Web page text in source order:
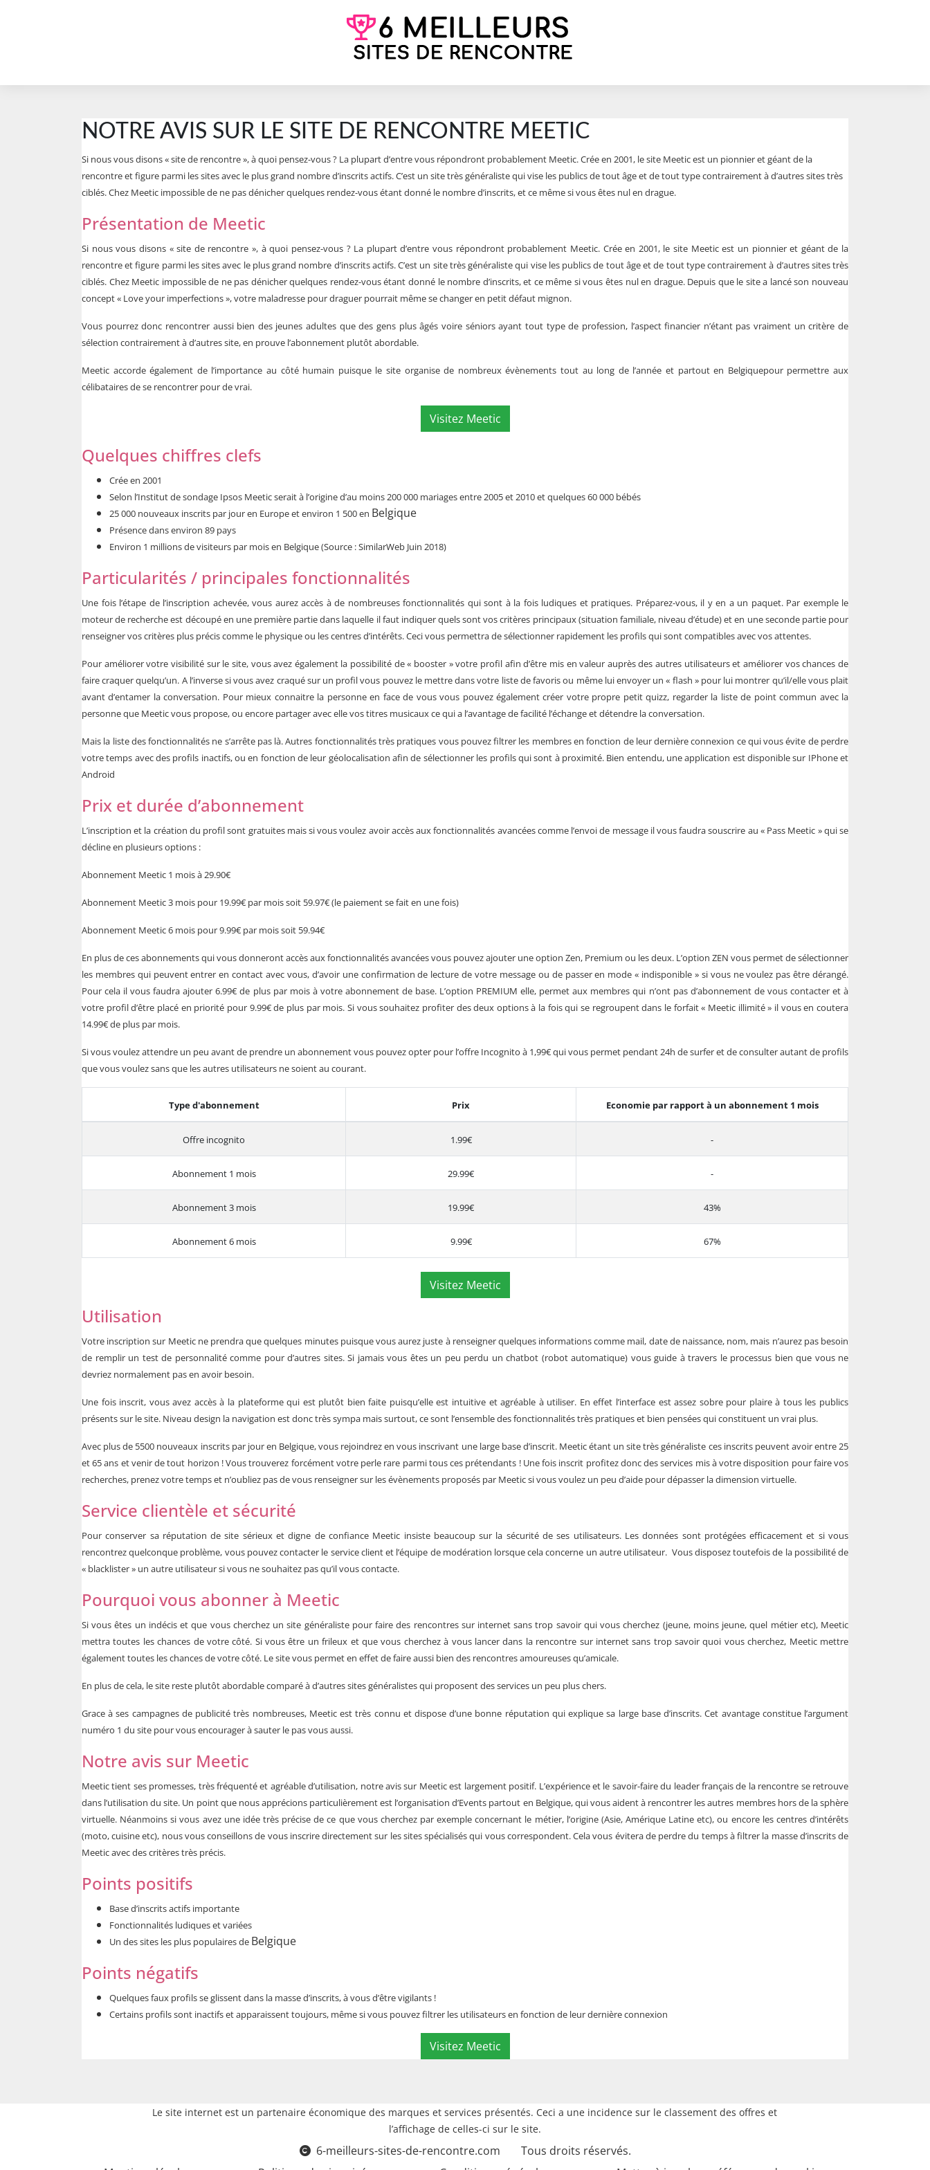
NOTRE AVIS SUR LE SITE DE RENCONTRE MEETIC
Si nous vous disons « site de rencontre », à quoi pensez-vous ? La plupart d’entre vous répondront probablement Meetic. Crée en 2001, le site Meetic est un pionnier et géant de la
rencontre et figure parmi les sites avec le plus grand nombre d’inscrits actifs. C’est un site très généraliste qui vise les publics de tout âge et de tout type contrairement à d’autres sites très
ciblés. Chez Meetic impossible de ne pas dénicher quelques rendez-vous étant donné le nombre d’inscrits, et ce même si vous êtes nul en drague.
Présentation de Meetic
Si nous vous disons « site de rencontre », à quoi pensez-vous ? La plupart d’entre vous répondront probablement Meetic. Crée en 2001, le site Meetic est un pionnier et géant de la
rencontre et figure parmi les sites avec le plus grand nombre d’inscrits actifs. C’est un site très généraliste qui vise les publics de tout âge et de tout type contrairement à d’autres sites très
ciblés. Chez Meetic impossible de ne pas dénicher quelques rendez-vous étant donné le nombre d’inscrits, et ce même si vous êtes nul en drague. Depuis que le site a lancé son nouveau
concept « Love your imperfections », votre maladresse pour draguer pourrait même se changer en petit défaut mignon.
Vous pourrez donc rencontrer aussi bien des jeunes adultes que des gens plus âgés voire séniors ayant tout type de profession, l’aspect financier n’étant pas vraiment un critère de
sélection contrairement à d’autres site, en prouve l’abonnement plutôt abordable.
Meetic accorde également de l’importance au côté humain puisque le site organise de nombreux évènements tout au long de l’année et partout en Belgiquepour permettre aux
célibataires de se rencontrer pour de vrai.
Visitez Meetic
Quelques chiffres clefs
Crée en 2001
Selon l’Institut de sondage Ipsos Meetic serait à l’origine d’au moins 200 000 mariages entre 2005 et 2010 et quelques 60 000 bébés
25 000 nouveaux inscrits par jour en Europe et environ 1 500 en Belgique
Présence dans environ 89 pays
Environ 1 millions de visiteurs par mois en Belgique (Source : SimilarWeb Juin 2018)
Particularités / principales fonctionnalités
Une fois l’étape de l’inscription achevée, vous aurez accès à de nombreuses fonctionnalités qui sont à la fois ludiques et pratiques. Préparez-vous, il y en a un paquet. Par exemple le
moteur de recherche est découpé en une première partie dans laquelle il faut indiquer quels sont vos critères principaux (situation familiale, niveau d’étude) et en une seconde partie pour
renseigner vos critères plus précis comme le physique ou les centres d’intérêts. Ceci vous permettra de sélectionner rapidement les profils qui sont compatibles avec vos attentes.
Pour améliorer votre visibilité sur le site, vous avez également la possibilité de « booster » votre profil afin d’être mis en valeur auprès des autres utilisateurs et améliorer vos chances de
faire craquer quelqu’un. A l’inverse si vous avez craqué sur un profil vous pouvez le mettre dans votre liste de favoris ou même lui envoyer un « flash » pour lui montrer qu’il/elle vous plait
avant d’entamer la conversation. Pour mieux connaitre la personne en face de vous vous pouvez également créer votre propre petit quizz, regarder la liste de point commun avec la
personne que Meetic vous propose, ou encore partager avec elle vos titres musicaux ce qui a l’avantage de facilité l’échange et détendre la conversation.
Mais la liste des fonctionnalités ne s’arrête pas là. Autres fonctionnalités très pratiques vous pouvez filtrer les membres en fonction de leur dernière connexion ce qui vous évite de perdre
votre temps avec des profils inactifs, ou en fonction de leur géolocalisation afin de sélectionner les profils qui sont à proximité. Bien entendu, une application est disponible sur IPhone et
Android
Prix et durée d’abonnement
L’inscription et la création du profil sont gratuites mais si vous voulez avoir accès aux fonctionnalités avancées comme l’envoi de message il vous faudra souscrire au « Pass Meetic » qui se
décline en plusieurs options :
Abonnement Meetic 1 mois à 29.90€
Abonnement Meetic 3 mois pour 19.99€ par mois soit 59.97€ (le paiement se fait en une fois)
Abonnement Meetic 6 mois pour 9.99€ par mois soit 59.94€
En plus de ces abonnements qui vous donneront accès aux fonctionnalités avancées vous pouvez ajouter une option Zen, Premium ou les deux. L’option ZEN vous permet de sélectionner
les membres qui peuvent entrer en contact avec vous, d’avoir une confirmation de lecture de votre message ou de passer en mode « indisponible » si vous ne voulez pas être dérangé.
Pour cela il vous faudra ajouter 6.99€ de plus par mois à votre abonnement de base. L’option PREMIUM elle, permet aux membres qui n’ont pas d’abonnement de vous contacter et à
votre profil d’être placé en priorité pour 9.99€ de plus par mois. Si vous souhaitez profiter des deux options à la fois qui se regroupent dans le forfait « Meetic illimité » il vous en coutera
14.99€ de plus par mois.
Si vous voulez attendre un peu avant de prendre un abonnement vous pouvez opter pour l’offre Incognito à 1,99€ qui vous permet pendant 24h de surfer et de consulter autant de profils
que vous voulez sans que les autres utilisateurs ne soient au courant.
Type d'abonnement Prix Economie par rapport à un abonnement 1 mois
Offre incognito 1.99€ -
Abonnement 1 mois 29.99€ -
Abonnement 3 mois 19.99€ 43%
Abonnement 6 mois 9.99€ 67%
Visitez Meetic
Utilisation
Votre inscription sur Meetic ne prendra que quelques minutes puisque vous aurez juste à renseigner quelques informations comme mail, date de naissance, nom, mais n’aurez pas besoin
de remplir un test de personnalité comme pour d’autres sites. Si jamais vous êtes un peu perdu un chatbot (robot automatique) vous guide à travers le processus bien que vous ne
devriez normalement pas en avoir besoin.
Une fois inscrit, vous avez accès à la plateforme qui est plutôt bien faite puisqu’elle est intuitive et agréable à utiliser. En effet l’interface est assez sobre pour plaire à tous les publics
présents sur le site. Niveau design la navigation est donc très sympa mais surtout, ce sont l’ensemble des fonctionnalités très pratiques et bien pensées qui constituent un vrai plus.
Avec plus de 5500 nouveaux inscrits par jour en Belgique, vous rejoindrez en vous inscrivant une large base d’inscrit. Meetic étant un site très généraliste ces inscrits peuvent avoir entre 25
et 65 ans et venir de tout horizon ! Vous trouverez forcément votre perle rare parmi tous ces prétendants ! Une fois inscrit profitez donc des services mis à votre disposition pour faire vos
recherches, prenez votre temps et n’oubliez pas de vous renseigner sur les évènements proposés par Meetic si vous voulez un peu d’aide pour dépasser la dimension virtuelle.
Service clientèle et sécurité
Pour conserver sa réputation de site sérieux et digne de confiance Meetic insiste beaucoup sur la sécurité de ses utilisateurs. Les données sont protégées efficacement et si vous
rencontrez quelconque problème, vous pouvez contacter le service client et l’équipe de modération lorsque cela concerne un autre utilisateur. Vous disposez toutefois de la possibilité de
« blacklister » un autre utilisateur si vous ne souhaitez pas qu’il vous contacte.
Pourquoi vous abonner à Meetic
Si vous êtes un indécis et que vous cherchez un site généraliste pour faire des rencontres sur internet sans trop savoir qui vous cherchez (jeune, moins jeune, quel métier etc), Meetic
mettra toutes les chances de votre côté. Si vous être un frileux et que vous cherchez à vous lancer dans la rencontre sur internet sans trop savoir quoi vous cherchez, Meetic mettre
également toutes les chances de votre côté. Le site vous permet en effet de faire aussi bien des rencontres amoureuses qu’amicale.
En plus de cela, le site reste plutôt abordable comparé à d’autres sites généralistes qui proposent des services un peu plus chers.
Grace à ses campagnes de publicité très nombreuses, Meetic est très connu et dispose d’une bonne réputation qui explique sa large base d’inscrits. Cet avantage constitue l’argument
numéro 1 du site pour vous encourager à sauter le pas vous aussi.
Notre avis sur Meetic
Meetic tient ses promesses, très fréquenté et agréable d’utilisation, notre avis sur Meetic est largement positif. L’expérience et le savoir-faire du leader français de la rencontre se retrouve
dans l’utilisation du site. Un point que nous apprécions particulièrement est l’organisation d’Events partout en Belgique, qui vous aident à rencontrer les autres membres hors de la sphère
virtuelle. Néanmoins si vous avez une idée très précise de ce que vous cherchez par exemple concernant le métier, l’origine (Asie, Amérique Latine etc), ou encore les centres d’intérêts
(moto, cuisine etc), nous vous conseillons de vous inscrire directement sur les sites spécialisés qui vous correspondent. Cela vous évitera de perdre du temps à filtrer la masse d’inscrits de
Meetic avec des critères très précis.
Points positifs
Base d’inscrits actifs importante
Fonctionnalités ludiques et variées
Un des sites les plus populaires de Belgique
Points négatifs
Quelques faux profils se glissent dans la masse d’inscrits, à vous d’être vigilants !
Certains profils sont inactifs et apparaissent toujours, même si vous pouvez filtrer les utilisateurs en fonction de leur dernière connexion
Visitez Meetic
Le site internet est un partenaire économique des marques et services présentés. Ceci a une incidence sur le classement des offres et
l’affichage de celles-ci sur le site.
6-meilleurs-sites-de-rencontre.com
Tous droits réservés.